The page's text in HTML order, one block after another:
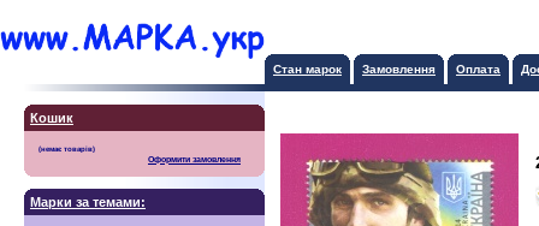
Стан марок Замовлення Оплата
Кошик
Оформити замовлення
Марки за темами: